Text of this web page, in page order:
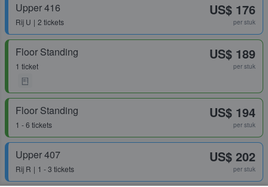
Upper 416
Rij U 2 tickets
US$ 176
per stuk
Floor Standing
1 ticket
US$ 189
per stuk
Floor Standing
1 - 6 tickets
US$ 194
per stuk
Upper 407
Rij R 1 - 3 tickets
US$ 202
per stuk